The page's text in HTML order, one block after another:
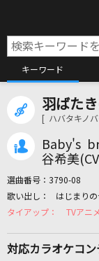
キーワード
羽ばた
[ ハバタキノ
Baby's
谷希美
選曲番号： 3790-08
はじまり
TVアニ
対応カラオケコン